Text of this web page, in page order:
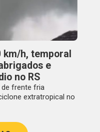
km/h, temporal
e
no RS
frente fria
extratropical no